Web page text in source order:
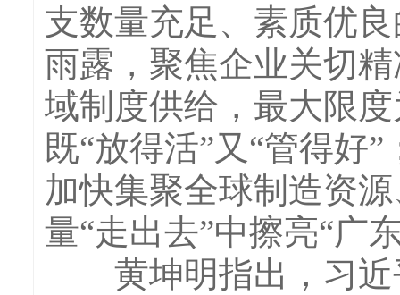
支数量充足、素质优
雨露，聚焦企业关切
域制度供给，最大限
既“放得活”又“管得好
加快集聚全球制造资
量“走出去”中擦亮“广
黄坤明指出，习近